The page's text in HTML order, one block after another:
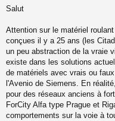
e
s
g
e
n
o
n
u
Salut
Attention sur le matériel
conçues il y a 25 ans (les
un peu abstraction de la vraie
existe dans les solutions
de matériels avec vrais ou
l'Avenio de Siemens. En
pour des réseaux anciens à
ForCity Alfa type Prague et
comportements sur la voie à